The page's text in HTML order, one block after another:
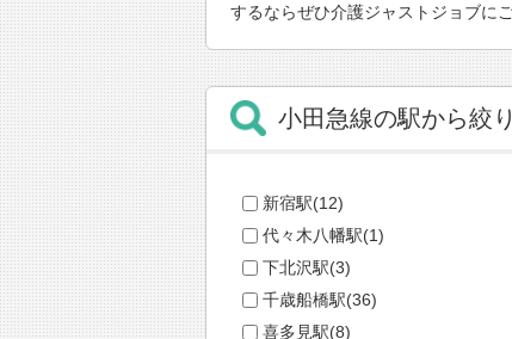
するならぜひ介護ジャストジョブに
小田急線の駅から絞
新宿駅(12)
代々木八幡駅(1)
下北沢駅(3)
千歳船橋駅(36)
喜多見駅(8)